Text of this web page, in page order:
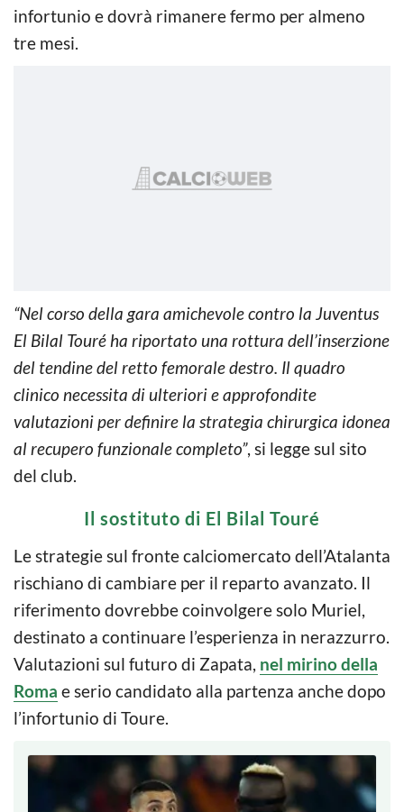
infortunio e dovrà rimanere fermo per almeno
tre mesi.
“Nel corso della gara amichevole contro la Juventus
El Bilal Touré ha riportato una rottura dell’inserzione
del tendine del retto femorale destro. Il quadro
clinico necessita di ulteriori e approfondite
valutazioni per definire la strategia chirurgica idonea
al recupero funzionale completo”, si legge sul sito
del club.
Il sostituto di El Bilal Touré
Le strategie sul fronte calciomercato dell’Atalanta
rischiano di cambiare per il reparto avanzato. Il
riferimento dovrebbe coinvolgere solo Muriel,
destinato a continuare l’esperienza in nerazzurro.
Valutazioni sul futuro di Zapata, nel mirino della
Roma e serio candidato alla partenza anche dopo
l’infortunio di Toure.